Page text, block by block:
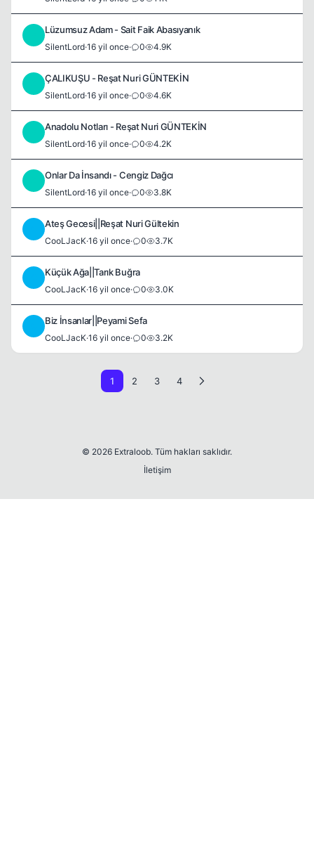
Lüzumsuz Adam - Sait Faik Abasıyanık
SilentLord·16 yil once· 0 4.9K
ÇALIKUŞU - Reşat Nuri GÜNTEKİN
SilentLord·16 yil once· 0 4.6K
Anadolu Notları - Reşat Nuri GÜNTEKİN
SilentLord·16 yil once· 0 4.2K
Onlar Da İnsandı - Cengiz Dağcı
SilentLord·16 yil once· 0 3.8K
Ateş Gecesi||Reşat Nuri Gültekin
CooLJacK·16 yil once· 0 3.7K
Küçük Ağa||Tarık Buğra
CooLJacK·16 yil once· 0 3.0K
Biz İnsanlar||Peyami Sefa
CooLJacK·16 yil once· 0 3.2K
1 2 3 4
© 2026 Extraloob. Tüm hakları saklıdır.
İletişim